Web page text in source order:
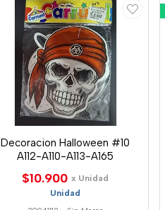
Decoracion Halloween #10
A112-A110-A113-A165
$10.900 x Unidad
Unidad